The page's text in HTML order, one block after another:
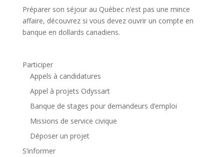
Préparer son séjour au Québec n’est pas une mince
affaire, découvrez si vous devez ouvrir un compte en
banque en dollards canadiens.
Participer
Appels à candidatures
Appel à projets Odyssart
Banque de stages pour demandeurs d’emploi
Missions de service civique
Déposer un projet
S’informer